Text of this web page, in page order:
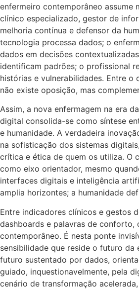
enfermeiro contemporâneo assume
clínico especializado, gestor de
melhoria contínua e defensor da
tecnologia processa dados; o
dados em decisões
identificam padrões; o profissional
histórias e vulnerabilidades. Entre o
não existe oposição, mas
Assim, a nova enfermagem na era
digital consolida-se como síntese
e humanidade. A verdadeira
na sofisticação dos sistemas
crítica e ética de quem os utiliza. O
como eixo orientador, mesmo
interfaces digitais e inteligência
amplia horizontes; a humanidade
Entre indicadores clínicos e gestos
dashboards e palavras de conforto,
contemporâneo. É nesta ponte
sensibilidade que reside o futuro da
futuro sustentado por dados,
guiado, inquestionavelmente, pela
cenário de transformação